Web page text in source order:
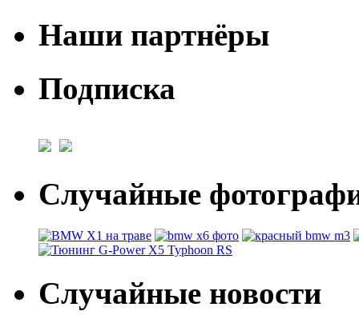
Наши партнёры
Подписка
Случайные
Случайные новости